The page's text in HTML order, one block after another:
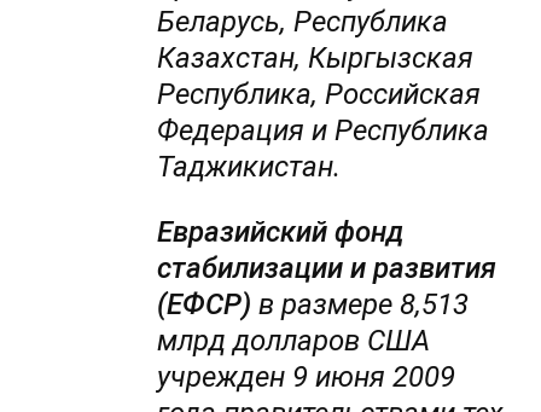
Беларусь, Республика
Казахстан, Кыргызская
Республика, Российская
Федерация и Республика
Таджикистан.
Евразийский фонд
стабилизации и развития
(ЕФСР) в размере 8,513
млрд долларов США
учрежден 9 июня 2009